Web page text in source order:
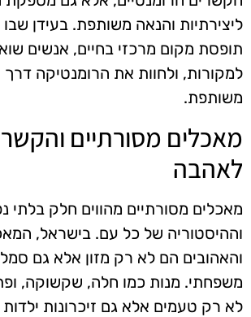
ליצירתיות והנאה משותפת. בעידן שבו
תופסת מקום מרכזי בחיים, אנשים
למקורות, ולחוות את הרומנטיקה דרך
משותפת.
מאכלים מסורתיים
לאהבה
מאכלים מסורתיים מהווים חלק בלתי
וההיסטוריה של כל עם. בישראל,
והאהובים הם לא רק מזון אלא גם
משפחתי. מנות כמו חלה, שקשוקה,
לא רק טעמים אלא גם זיכרונות ילדות